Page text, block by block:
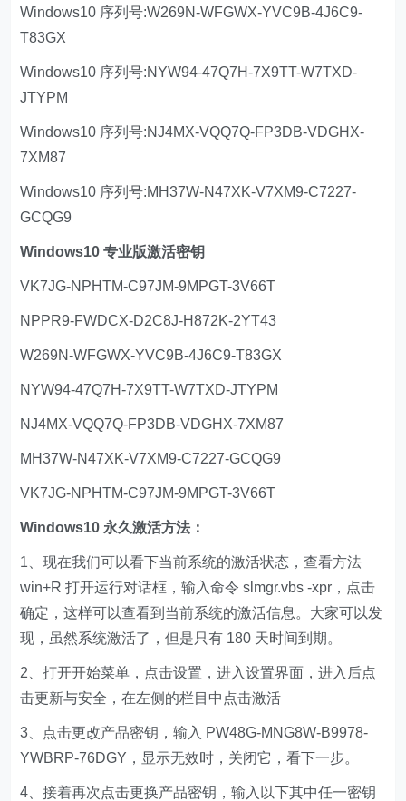
Windows10 序列号:W269N-WFGWX-YVC9B-4J6C9-
T83GX
Windows10 序列号:NYW94-47Q7H-7X9TT-W7TXD-
JTYPM
Windows10 序列号:NJ4MX-VQQ7Q-FP3DB-VDGHX-
7XM87
Windows10 序列号:MH37W-N47XK-V7XM9-C7227-
GCQG9
Windows10 专业版激活密钥
VK7JG-NPHTM-C97JM-9MPGT-3V66T
NPPR9-FWDCX-D2C8J-H872K-2YT43
W269N-WFGWX-YVC9B-4J6C9-T83GX
NYW94-47Q7H-7X9TT-W7TXD-JTYPM
NJ4MX-VQQ7Q-FP3DB-VDGHX-7XM87
MH37W-N47XK-V7XM9-C7227-GCQG9
VK7JG-NPHTM-C97JM-9MPGT-3V66T
Windows10 永久激活方法：
1、现在我们可以看下当前系统的激活状态，查看方法
win+R 打开运行对话框，输入命令 slmgr.vbs -xpr，点击
确定，这样可以查看到当前系统的激活信息。大家可以发
现，虽然系统激活了，但是只有 180 天时间到期。
2、打开开始菜单，点击设置，进入设置界面，进入后点
击更新与安全，在左侧的栏目中点击激活
3、点击更改产品密钥，输入 PW48G-MNG8W-B9978-
YWBRP-76DGY，显示无效时，关闭它，看下一步。
4、接着再次点击更换产品密钥，输入以下其中任一密钥